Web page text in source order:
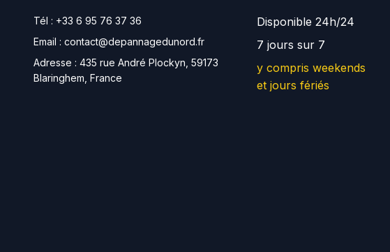
Tél : +33 6 95 76 37 36
Email : contact@depannagedunord.fr
Adresse : 435 rue André Plockyn, 59173
Blaringhem, France
Disponible 24h/24
7 jours sur 7
y compris weekends
et jours fériés